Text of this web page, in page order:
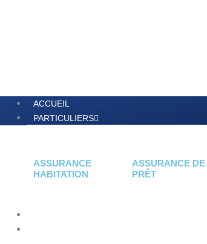
ACCUEIL
PARTICULIERS
ASSURANCE
HABITATION
ASSURANCE DE
PRÊT